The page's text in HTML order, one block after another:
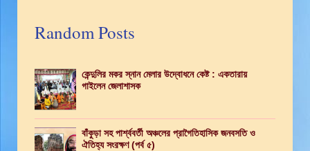
Random Posts
কেন্দুলির মকর স্নান মেলার উদ্বোধনে কেষ্ট : একতারায়
গাইলেন জেলাশাসক
বাঁকুড়া সহ পার্শ্ববর্তী অঞ্চলের প্রাগৈতিহাসিক জনবসতি ও
ঐতিহ্য সংরক্ষণ (পর্ব ৫)